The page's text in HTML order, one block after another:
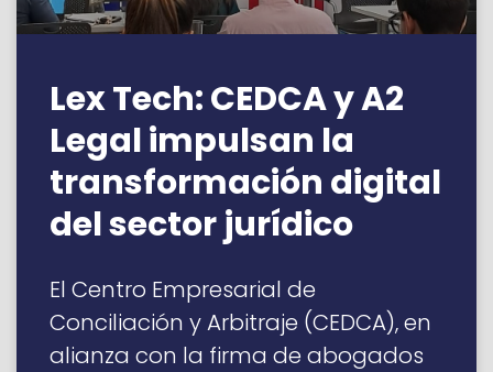
Lex Tech: CEDCA y A2
Legal impulsan la
transformación digital
del sector jurídico
El Centro Empresarial de
Conciliación y Arbitraje (CEDCA), en
alianza con la firma de abogados